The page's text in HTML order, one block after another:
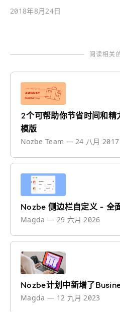
2018年8月24日
阅读相关
2个可帮助你节省时间和精
模版
Nozbe Team —24 八月 2017
Nozbe 侧边栏自定义 - 全
Magda — 29 六月 2026
Nozbe计划中新增了
Magda — 12 九月 2023